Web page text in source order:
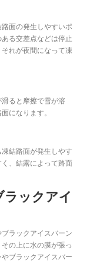
面の発生しやすいポ
る交差点などは停止
れが夜間になって凍
ると摩擦で雪が溶
になります。
結路面が発生しやす
、結露によって路面
ックアイ
ラックアイスバーン
の上に水の膜が張っ
ブラックアイスバー